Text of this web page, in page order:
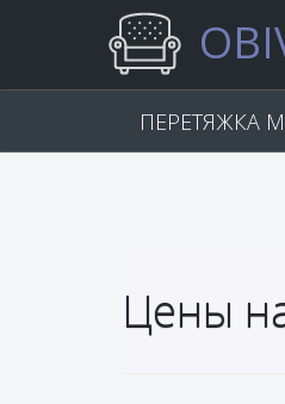
ПЕРЕТЯЖКА
Цены